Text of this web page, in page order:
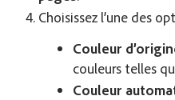
Choisissez l’une des
Couleur
couleurs telles
Couleur